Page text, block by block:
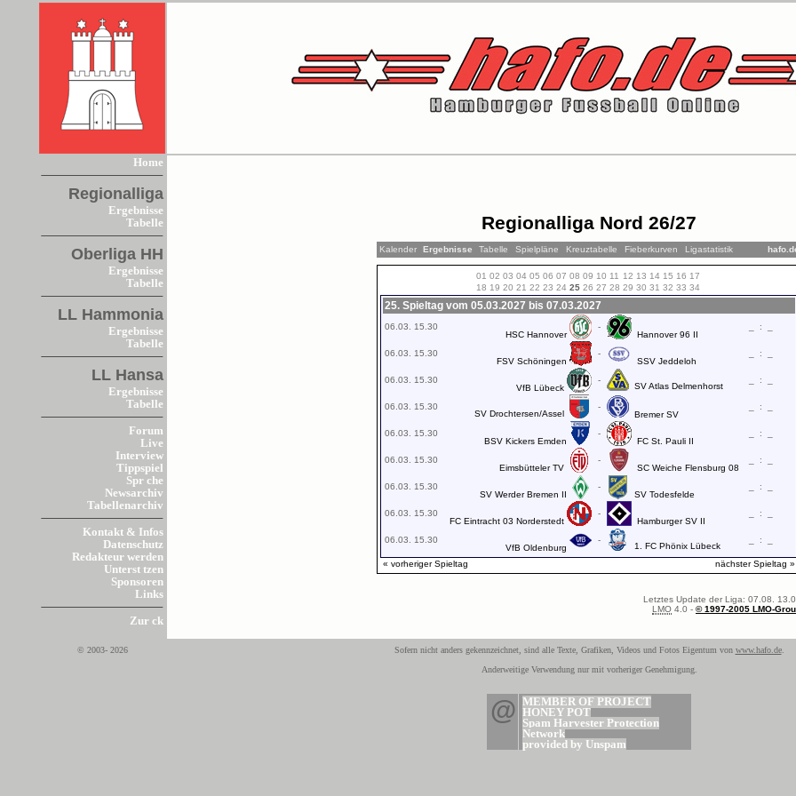
Home
Regionalliga
Ergebnisse
Tabelle
Oberliga HH
Ergebnisse
Tabelle
LL Hammonia
Ergebnisse
Tabelle
LL Hansa
Ergebnisse
Tabelle
Forum
Live
Interview
Tippspiel
Spr che
Newsarchiv
Tabellenarchiv
Kontakt & Infos
Datenschutz
Redakteur werden
Unterst tzen
Sponsoren
Links
Zur ck
Regionalliga Nord 26/27
Kalender Ergebnisse Tabelle Spielpläne Kreuztabelle Fieberkurven Ligastatistik
01 02 03 04 05 06 07 08 09 10 11 12 13 14 15 16 17
18 19 20 21 22 23 24 25 26 27 28 29 30 31 32 33 34
25. Spieltag vom 05.03.2027 bis 07.03.2027
06.03. 15.30
HSC Hannover
-
Hannover 96 II
:
06.03. 15.30
FSV Schöningen
-
SSV Jeddeloh
:
06.03. 15.30
VfB Lübeck
-
SV Atlas Delmenhorst
:
06.03. 15.30
SV Drochtersen/Assel
-
Bremer SV
:
06.03. 15.30
BSV Kickers Emden
-
FC St. Pauli II
:
06.03. 15.30
Eimsbütteler TV
-
SC Weiche Flensburg 08
:
06.03. 15.30
SV Werder Bremen II
-
SV Todesfelde
:
06.03. 15.30
FC Eintracht 03 Norderstedt
-
Hamburger SV II
:
06.03. 15.30
VfB Oldenburg
-
1. FC Phönix Lübeck
:
« vorheriger Spieltag nächster Spieltag »
Letztes Update der Liga: 07.08.
LMO 4.0 - © 1997-2005 LMO-
© 2003- 2026 Sofern nicht anders gekennzeichnet, sind alle Texte, Grafiken, Videos und Fotos Eigentum von www.hafo.de.
Anderweitige Verwendung nur mit vorheriger Genehmigung.
@
MEMBER OF PROJECT
HONEY POT
Spam Harvester Protection
Network
provided by Unspam